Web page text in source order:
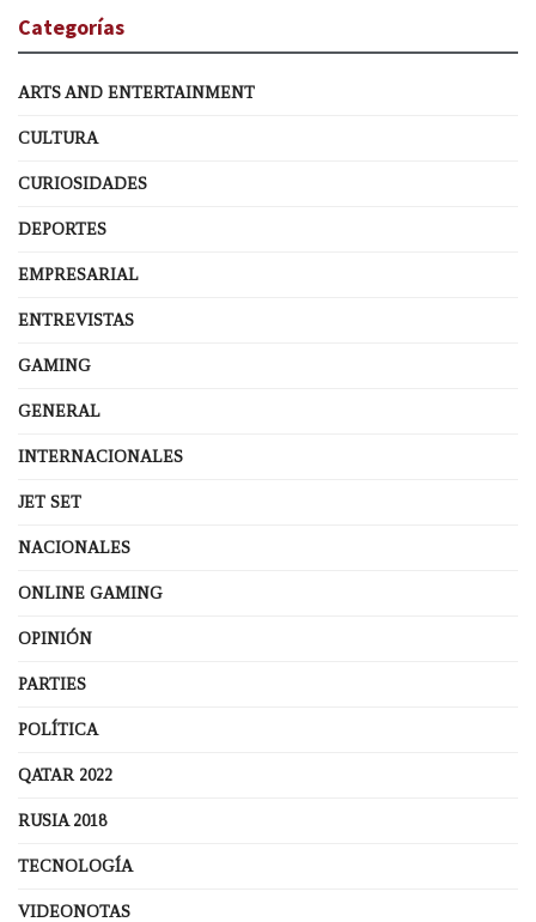
Categorías
ARTS AND ENTERTAINMENT
CULTURA
CURIOSIDADES
DEPORTES
EMPRESARIAL
ENTREVISTAS
GAMING
GENERAL
INTERNACIONALES
JET SET
NACIONALES
ONLINE GAMING
OPINIÓN
PARTIES
POLÍTICA
QATAR 2022
RUSIA 2018
TECNOLOGÍA
VIDEONOTAS